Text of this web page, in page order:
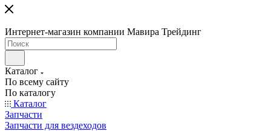
Интернет-магазин компании Мавира Трейдинг
Каталог
По всему сайту
По каталогу
Каталог
Запчасти
Запчасти для вездеходов